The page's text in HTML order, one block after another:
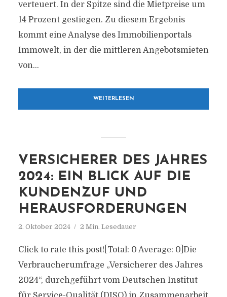
verteuert. In der Spitze sind die Mietpreise um
14 Prozent gestiegen. Zu diesem Ergebnis
kommt eine Analyse des Immobilienportals
Immowelt, in der die mittleren Angebotsmieten
von...
WEITERLESEN
VERSICHERER DES JAHRES
2024: EIN BLICK AUF DIE
KUNDENZUF UND
HERAUSFORDERUNGEN
2. Oktober 2024 2 Min. Lesedauer
Click to rate this post![Total: 0 Average: 0]Die
Verbraucherumfrage „Versicherer des Jahres
2024“, durchgeführt vom Deutschen Institut